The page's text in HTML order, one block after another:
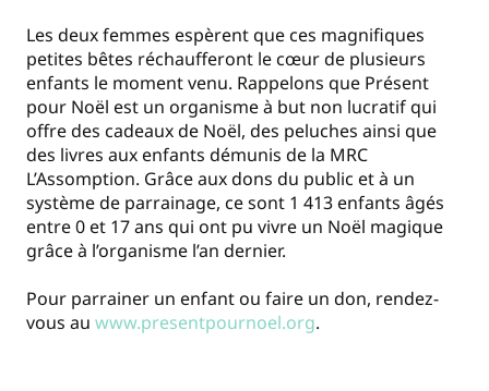
Les deux femmes espèrent que ces magnifiques
petites bêtes réchaufferont le cœur de plusieurs
enfants le moment venu. Rappelons que Présent
pour Noël est un organisme à but non lucratif qui
offre des cadeaux de Noël, des peluches ainsi que
des livres aux enfants démunis de la MRC
L’Assomption. Grâce aux dons du public et à un
système de parrainage, ce sont 1 413 enfants âgés
entre 0 et 17 ans qui ont pu vivre un Noël magique
grâce à l’organisme l’an dernier.
Pour parrainer un enfant ou faire un don, rendez-
vous au www.presentpournoel.org.